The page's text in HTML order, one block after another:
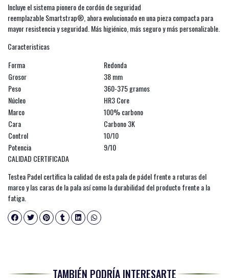
Incluye el sistema pionero de cordón de seguridad
reemplazable Smartstrap®, ahora evolucionado en una pieza compacta para
mayor resistencia y seguridad. Más higiénico, más seguro y más personalizable.
Caracteristicas
Forma
Redonda
Grosor
38 mm
Peso
360-375 gramos
Núcleo
HR3 Core
Marco
100% carbono
Cara
Carbono 3K
Control
10/10
Potencia
9/10
CALIDAD CERTIFICADA
Testea Padel certifica la calidad de esta pala de pádel frente a roturas del
marco y las caras de la pala así como la durabilidad del producto frente a la
fatiga.
TAMBIÉN PODRÍA INTERESARTE